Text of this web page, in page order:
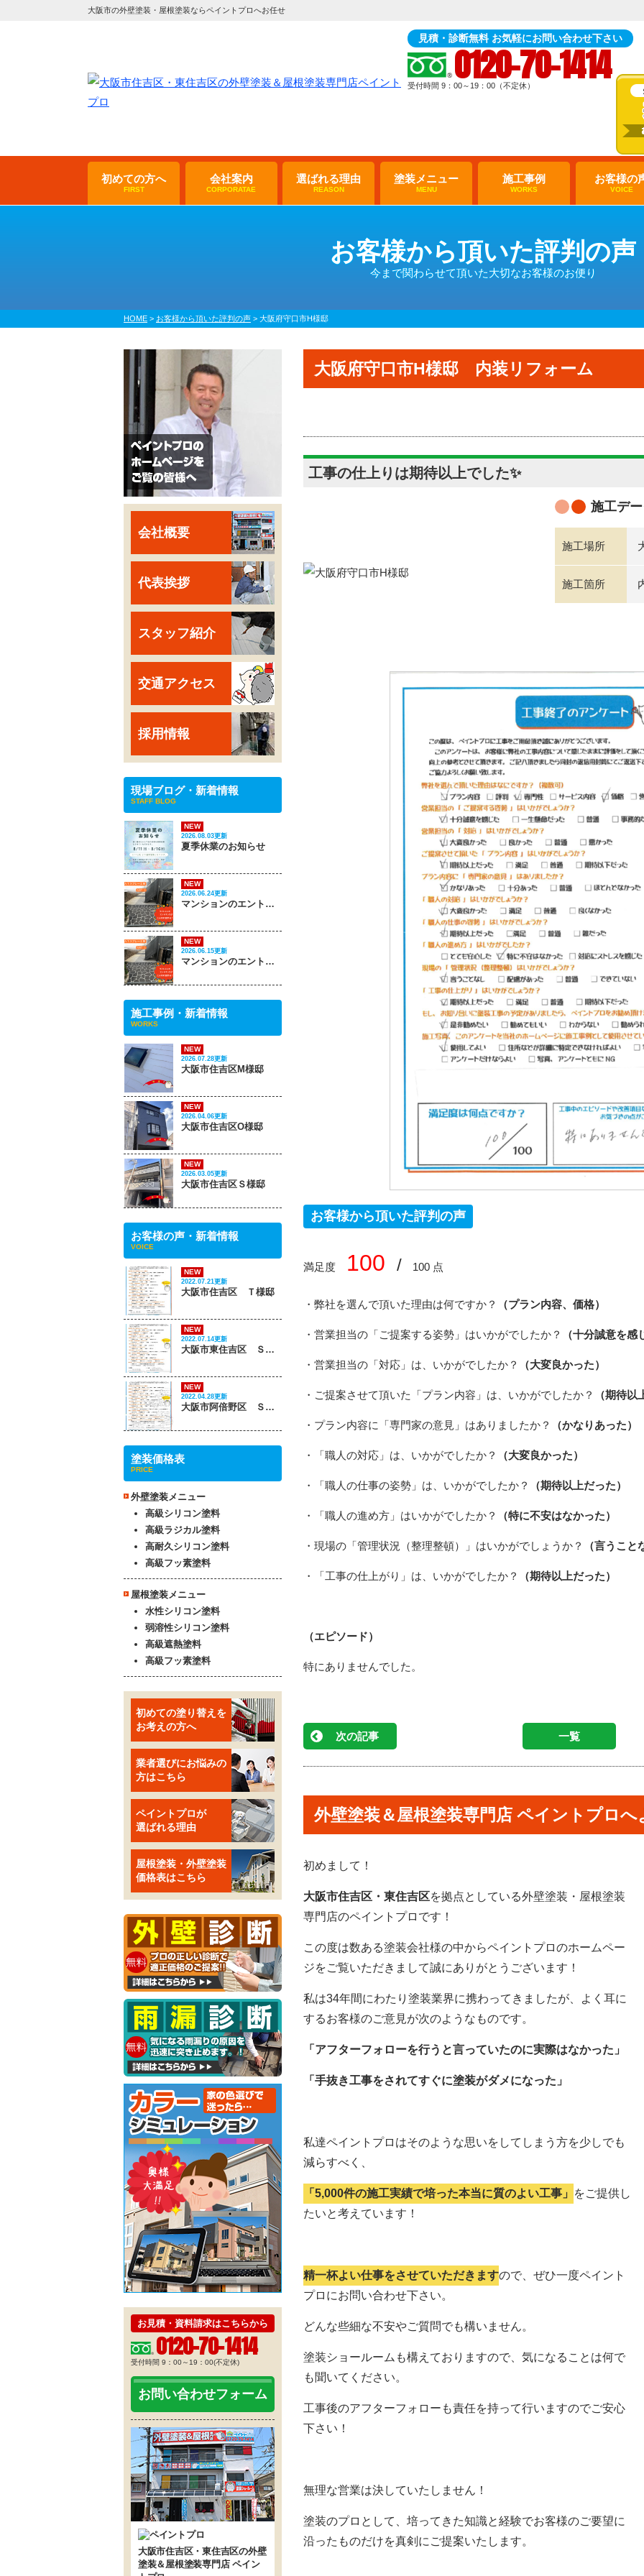
大阪市の外壁塗装・屋根塗装ならペイントプロへお任せ
見積・診断無料 お気軽にお問い合わせ下さい
0120-70-1414
受付時間 9：00～19：00（不定休）
初めての方へ
FIRST
会社案内
CORPORATAE
選ばれる理由
REASON
塗装メニュー
MENU
施工事例
WORKS
お客様の
VOICE
お客様から頂いた評判の声
今まで関わらせて頂いた大切なお客様のお便り
HOME > お客様から頂いた評判の声 > 大阪府守口市H様邸
大阪府守口市H様邸 内装リフォーム
工事の仕上りは期待以上でした✨
施工デー
施工場所
施工箇所
お客様から頂いた評判の声
満足度 100 / 100 点
・弊社を選んで頂いた理由は何ですか？ （プラン内容、価格）
・営業担当の「ご提案する姿勢」はいかがでしたか？ （十分誠意を感
・営業担当の「対応」は、いかがでしたか？ （大変良かった）
・ご提案させて頂いた「プラン内容」は、いかがでしたか？ （期待以
・プラン内容に「専門家の意見」はありましたか？ （かなりあった）
・「職人の対応」は、いかがでしたか？ （大変良かった）
・「職人の仕事の姿勢」は、いかがでしたか？ （期待以上だった）
・「職人の進め方」はいかがでしたか？ （特に不安はなかった）
・現場の「管理状況（整理整頓）」はいかがでしょうか？ （言うこと
・「工事の仕上がり」は、いかがでしたか？ （期待以上だった）
（エピソード）
特にありませんでした。
次の記事 一覧
外壁塗装＆屋根塗装専門店 ペイントプロへ
初めまして！
大阪市住吉区・東住吉区を拠点としている外壁塗装・屋根塗装
専門店のペイントプロです！
この度は数ある塗装会社様の中からペイントプロのホームペー
ジをご覧いただきまして誠にありがとうございます！
私は34年間にわたり塗装業界に携わってきましたが、よく耳に
するお客様のご意見が次のようなものです。
「アフターフォローを行うと言っていたのに実際はなかった」
「手抜き工事をされてすぐに塗装がダメになった」
私達ペイントプロはそのような思いをしてしまう方を少しでも
減らすべく、
「5,000件の施工実績で培った本当に質のよい工事」
をご提供し
たいと考えています！
精一杯よい仕事をさせていただきますので、ぜひ一度ペイント
プロにお問い合わせ下さい。
どんな些細な不安やご質問でも構いません。
塗装ショールームも構えておりますので、気になることは何で
も聞いてください。
工事後のアフターフォローも責任を持って行いますのでご安心
下さい！
無理な営業は決していたしません！
塗装のプロとして、培ってきた知識と経験でお客様のご要望に
沿ったものだけを真剣にご提案いたします。
会社概要
代表挨拶
スタッフ紹介
交通アクセス
採用情報
現場ブログ・新着情報
STAFF BLOG
NEW
2026.08.03更新
夏季休業のお知らせ
NEW
2026.06.24更新
マンションのエントランスがこんなに変わる‼ PART 2
NEW
2026.06.15更新
マンションのエントランスがこんなに変わる‼ PART 1
施工事例・新着情報
WORKS
NEW
2026.07.28更新
大阪市住吉区M様邸
NEW
2026.04.06更新
大阪市住吉区O様邸
NEW
2026.03.05更新
大阪市住吉区Ｓ様邸
お客様の声・新着情報
VOICE
NEW
2022.07.21更新
大阪市住吉区 Ｔ様邸
NEW
2022.07.14更新
大阪市東住吉区 Ｓ様邸
NEW
2022.04.28更新
大阪市阿倍野区 Ｓ様邸
塗装価格表
PRICE
外壁塗装メニュー
高級シリコン塗料
高級ラジカル塗料
高耐久シリコン塗料
高級フッ素塗料
屋根塗装メニュー
水性シリコン塗料
弱溶性シリコン塗料
高級遮熱塗料
高級フッ素塗料
初めての塗り替えを
お考えの方へ
業者選びにお悩みの
方はこちら
ペイントプロが
選ばれる理由
屋根塗装・外壁塗装
価格表はこちら
お見積・資料請求はこちらから
0120-70-1414
受付時間 9：00～19：00(不定休)
お問い合わせフォーム
大阪市住吉区・東住吉区の外壁
塗装＆屋根塗装専門店 ペイン